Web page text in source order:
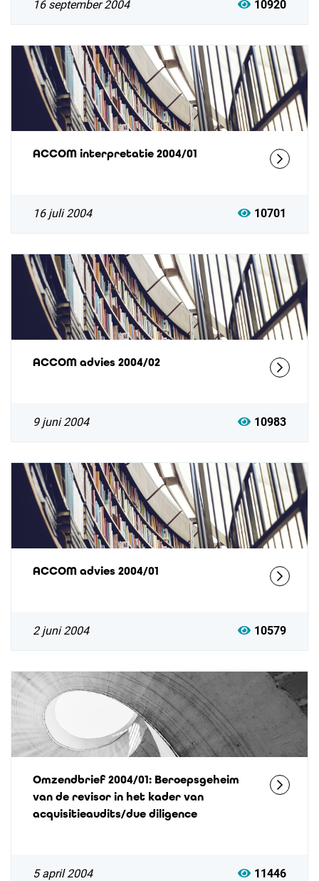
16 september 2004 10920
ACCOM interpretatie 2004/01
16 juli 2004 10701
ACCOM advies 2004/02
9 juni 2004 10983
ACCOM advies 2004/01
2 juni 2004 10579
Omzendbrief 2004/01: Beroepsgeheim
van de revisor in het kader van
acquisitieaudits/due diligence
5 april 2004 11446